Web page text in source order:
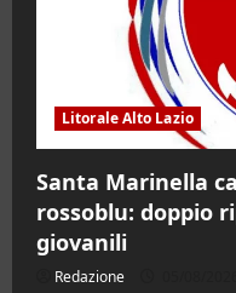
Litorale Alto Lazio
Santa Marinella
rossoblu: doppio
giovanili
Redazione